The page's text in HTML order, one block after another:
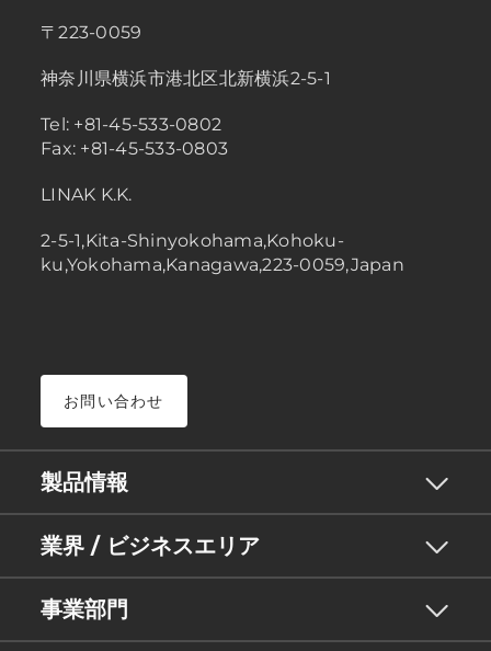
〒223-0059
神奈川県横浜市港北区北新横浜2-5-1
Tel: +81-45-533-0802
Fax: +81-45-533-0803
LINAK K.K.
2-5-1,Kita-Shinyokohama,Kohoku-
ku,Yokohama,Kanagawa,223-0059,Japan
お問い合わせ
製品情報
業界 / ビジネスエリア
事業部門